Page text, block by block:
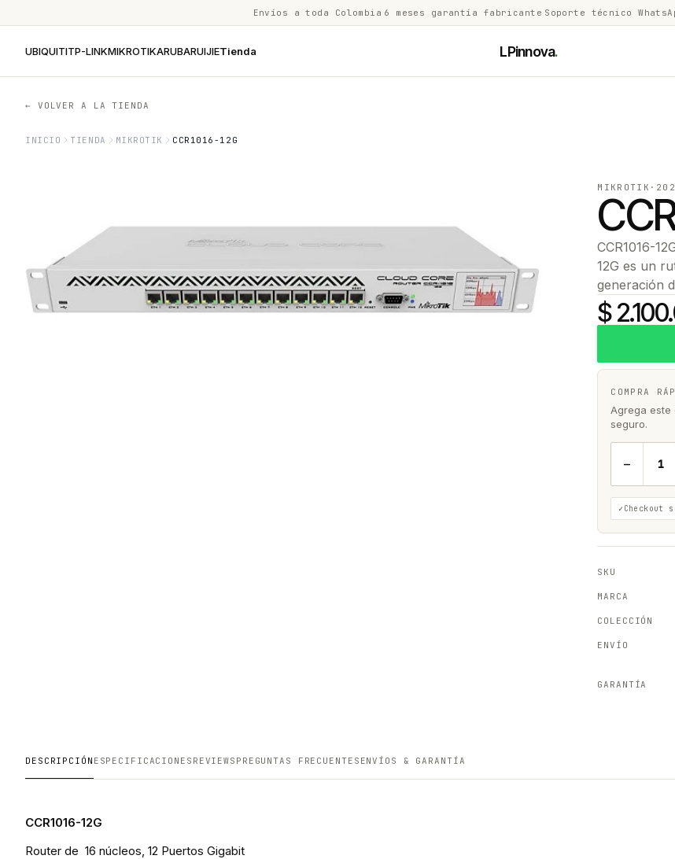
Envíos a toda Colombia 6 meses garantía fabricante Soporte técnico
UBIQUITITP-LINKMIKROTIKARUBARUIJIETienda LPinnova.
← VOLVER A LA TIENDA
INICIO TIENDA MIKROTIK CCR1016-12G
MIKROTIK ·
CCR1016-
12G es un
generación
$
COMPRA
Agrega
seguro.
−
Checkout
SKU
MARCA
COLECCIÓN
ENVÍO
GARANTÍA
DESCRIPCIÓN ESPECIFICACIONES REVIEWS PREGUNTAS FRECUENTES ENVÍOS & GARANTÍA
CCR1016-12G
Router de 16 núcleos, 12 Puertos Gigabit